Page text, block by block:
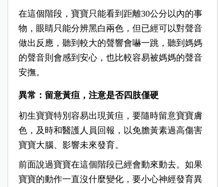
在這個階段，寶寶只能看到距離30公分以內的事
物，眼睛只能分辨黑白兩色，但已經可以對聲音
做出反應，聽到較大的聲響會嚇一跳，聽到媽媽
的聲音則會感到安心，也比較容易被媽媽的聲音
安撫。
異常：留意黃疸，注意是否四肢僅硬
初生寶寶特別容易出現黃疸，要隨時留意寶寶膚
色，及時和醫護人員回報，以免膽黃素過高傷害
寶寶大腦、影響未來發育。
前面說過寶寶在這個階段已經會動來動去。如果
寶寶的動作一直沒什麼變化，要小心神經發育異